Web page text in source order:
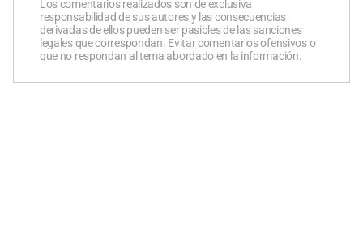
Los comentarios realizados son de exclusiva
responsabilidad de sus autores y las consecuencias
derivadas de ellos pueden ser pasibles de las sanciones
legales que correspondan. Evitar comentarios ofensivos o
que no respondan al tema abordado en la información.